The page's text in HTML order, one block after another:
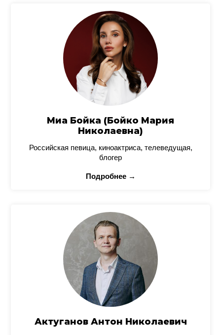
Миа Бойка (Бойко Мария
Николаевна)
Российская певица, киноактриса, телеведущая,
блогер
Подробнее →
Актуганов Антон Николаевич